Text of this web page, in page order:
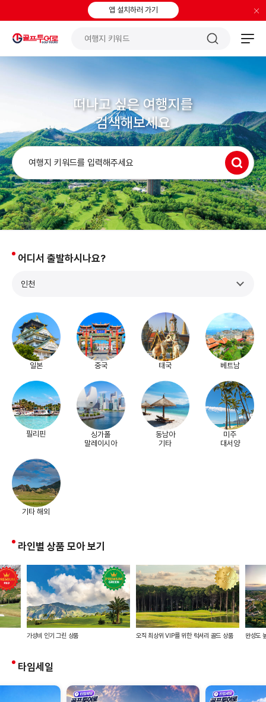
앱 설치하러 가기 ×
떠나고 싶은 여행지를
검색해보세요
어디서 출발하시나요?
인천
일본 중국 태국 베트남
필리핀
싱가폴
말레이시아
동남아
기타
미주
대서양
기타 해외
라인별 상품 모아 보기
가성비 인기 그린 상품 오직 최상위 VIP를 위한 럭셔리 골드 상품 완성도
타임세일